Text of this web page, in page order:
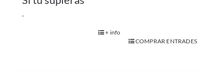
.
+ info
COMPRAR ENTRADES